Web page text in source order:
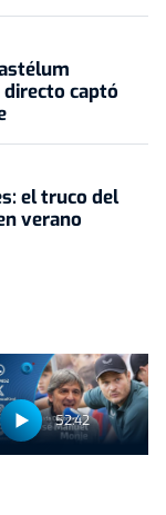
captó
el truco del
verano
52:42